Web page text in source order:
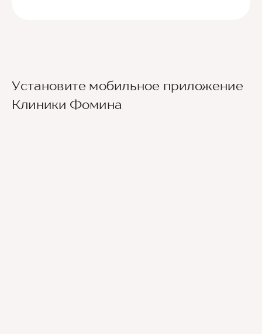
от ТЦ "Триумф Молл", в квартале между
улицами Астраханской и Рахова. На
общественном транспорте удобнее всего
Припарковаться можно без проблем на
городской парковке.
Установите мобильное приложение
Клиники Фомина